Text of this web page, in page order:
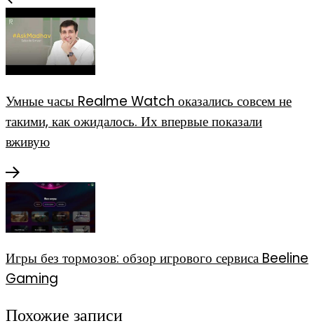
Умные часы Realme Watch оказались совсем не
такими, как ожидалось. Их впервые показали
вживую
Игры без тормозов: обзор игрового сервиса Beeline
Gaming
Похожие записи